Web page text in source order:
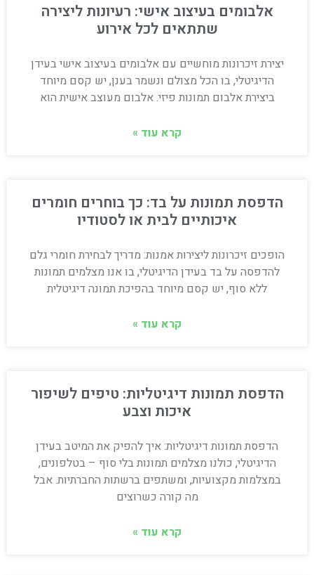
אלבומים בעיצוב אישי: רעיונות ליצירה
שתתאים לכל אירוע
יצירת זיכרונות מוחשיים עם אלבומים בעיצוב אישי בעידן
הדיגיטלי, בו הכל מצולם ונשמר בענן, יש קסם מיוחד
ביצירת אלבום תמונות פיזי. אלבום מעוצב אישית הוא
קרא עוד »
הדפסת תמונות על בד: כך בוחרים חומרים
איכותיים לבית או לסטודיו
הופכים זיכרונות ליצירות אמנות: מדריך לבחירת חומרי גלם
להדפסה על בד בעידן הדיגיטלי, בו אנו מצלמים תמונות
ללא סוף, יש קסם מיוחד בהפיכת תמונה דיגיטלית
קרא עוד »
הדפסת תמונות דיגיטליות: טיפים לשיפור
איכות וצבע
הדפסת תמונות דיגיטליות: איך להפיק את המיטב בעידן
הדיגיטלי, כולנו מצלמים תמונות בלי סוף – בטלפונים,
במצלמות מקצועיות, ומשתפים ברשתות החברתיות. אבל
מה קורה כשרוצים
קרא עוד »